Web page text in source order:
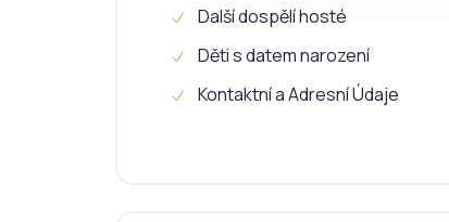
Další dospělí hosté
Děti s datem narození
Kontaktní a Adresní Údaje